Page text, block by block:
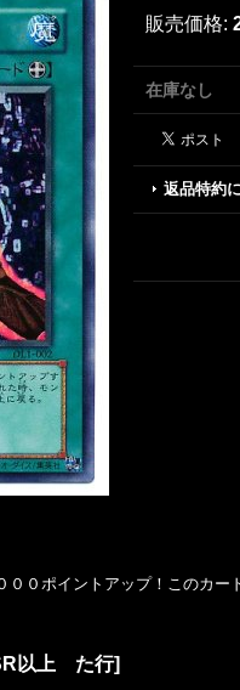
販売価格:
在庫なし
返品特約
００ポイントアップ！このカ
以上 た行]